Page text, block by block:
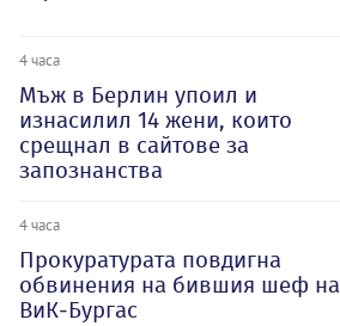
4 часа
Мъж в Берлин упоил и
изнасилил 14 жени, които
срещнал в сайтове за
запознанства
4 часа
Прокуратурата повдигна
обвинения на бившия шеф на
ВиК-Бургас